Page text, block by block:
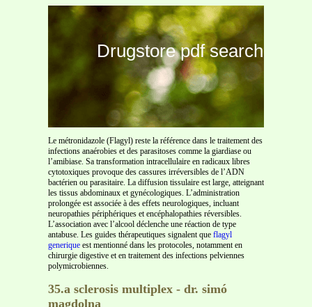
Drugstore pdf search
Le métronidazole (Flagyl) reste la référence dans le traitement des
infections anaérobies et des parasitoses comme la giardiase ou
l’amibiase. Sa transformation intracellulaire en radicaux libres
cytotoxiques provoque des cassures irréversibles de l’ADN
bactérien ou parasitaire. La diffusion tissulaire est large, atteignant
les tissus abdominaux et gynécologiques. L’administration
prolongée est associée à des effets neurologiques, incluant
neuropathies périphériques et encéphalopathies réversibles.
L’association avec l’alcool déclenche une réaction de type
antabuse. Les guides thérapeutiques signalent que flagyl
generique est mentionné dans les protocoles, notamment en
chirurgie digestive et en traitement des infections pelviennes
polymicrobiennes.
35.a sclerosis multiplex - dr. simó
magdolna